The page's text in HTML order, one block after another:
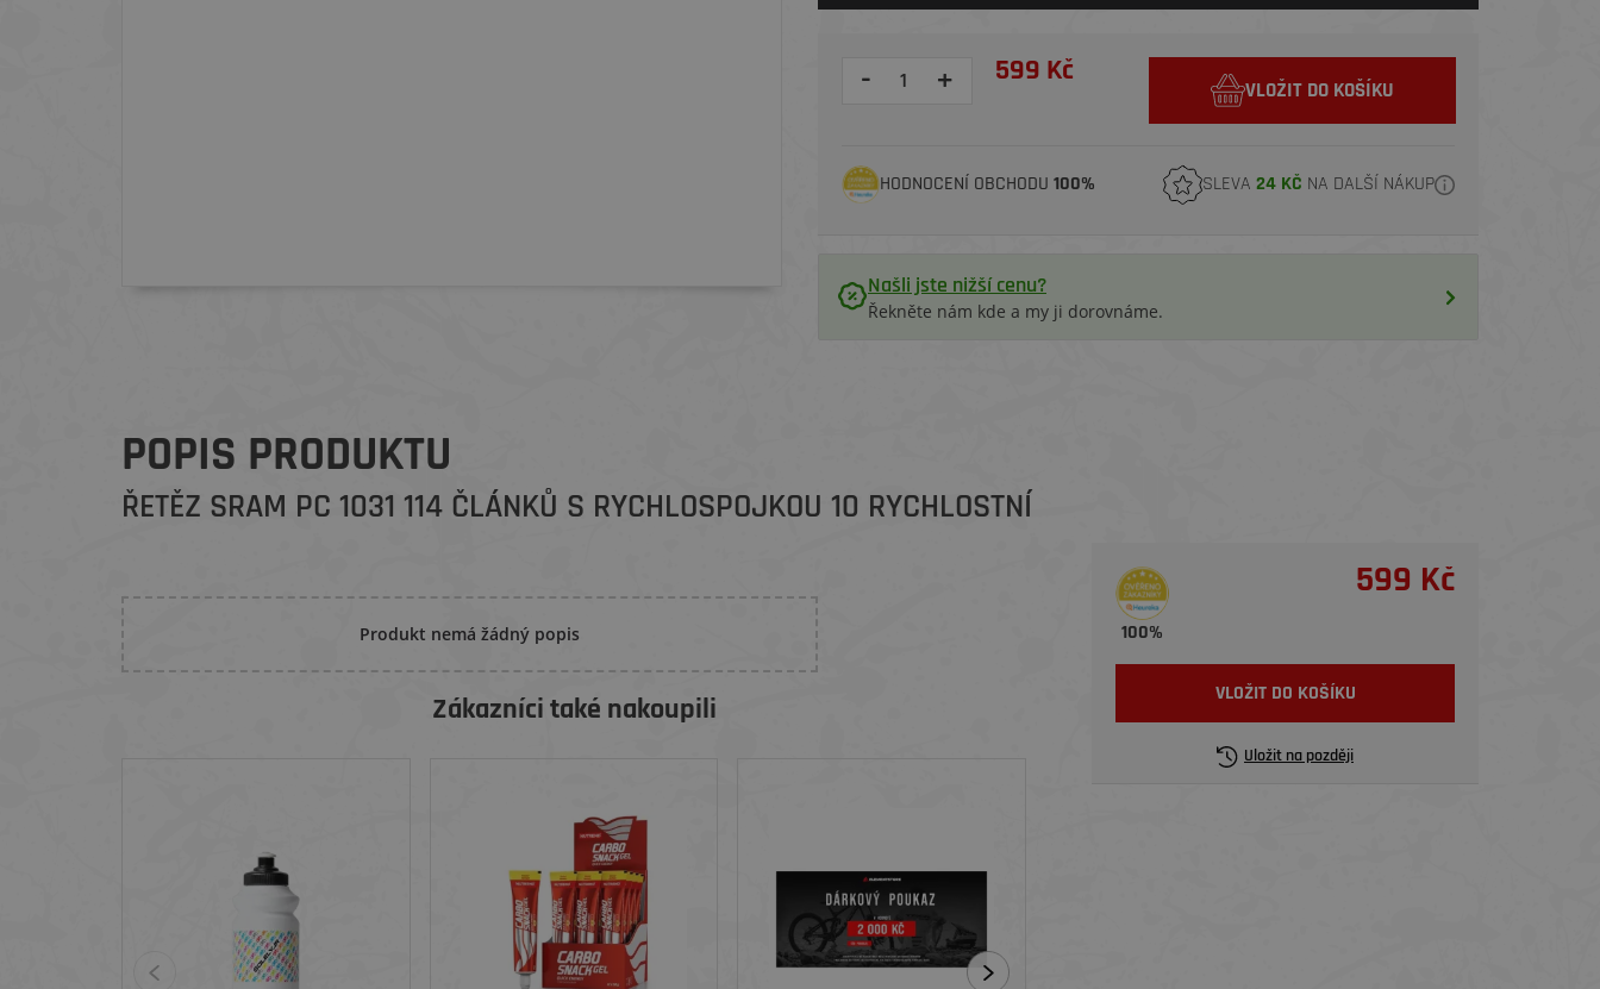
- + 599 Kč
VLOŽIT DO KOŠÍKU
HODNOCENÍ OBCHODU 100% SLEVA 24 KČ NA DALŠÍ NÁKUP
Našli jste nižší cenu?
Řekněte nám kde a my ji dorovnáme.
POPIS PRODUKTU
ŘETĚZ SRAM PC 1031 114 ČLÁNKŮ S RYCHLOSPOJKOU 10 RYCHLOSTNÍ
Produkt nemá žádný popis
Zákazníci také nakoupili
100%
599 Kč
VLOŽIT DO KOŠÍKU
Uložit na později